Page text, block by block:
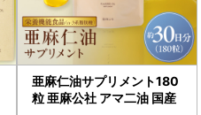
亜麻仁油サプリメント180
粒 亜麻公社 アマ二油 国産